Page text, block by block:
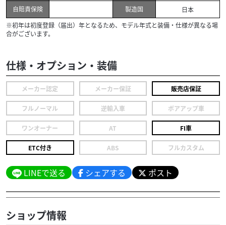
自賠責保険
製造国
日本
※初年は初度登録（届出）年となるため、モデル年式と装備・仕様が異なる場
合がございます。
仕様・オプション・装備
メーカー認定 メーカー保証 販売店保証
フルノーマル 逆輸入車 ボアアップ車
ワンオーナー AT FI車
ETC付き ABS フルカスタム
LINEで送る シェアする ポスト
ショップ情報